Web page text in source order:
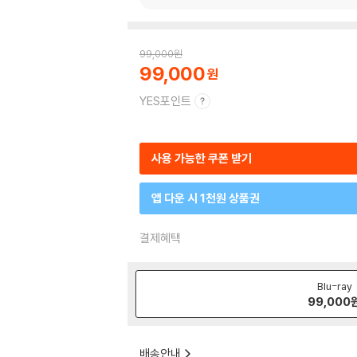
99,000원
99,000
YES포인트
사용 가능한 쿠폰 받기
앱 다운 시 1천원 상품권
결제혜택
Blu-ray
99,000
배송안내